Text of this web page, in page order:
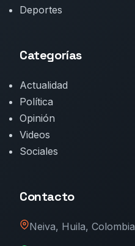
Deportes
Categorías
Actualidad
Política
Opinión
Videos
Sociales
Contacto
Neiva, Huila, Colombia